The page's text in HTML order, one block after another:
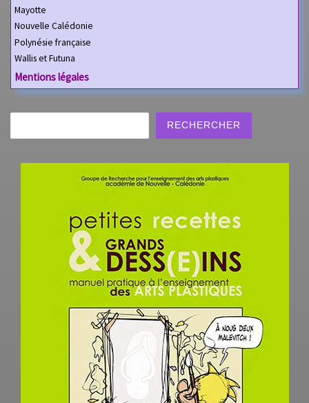
Mayotte
Nouvelle Calédonie
Polynésie française
Wallis et Futuna
Mentions légales
RECHERCHER